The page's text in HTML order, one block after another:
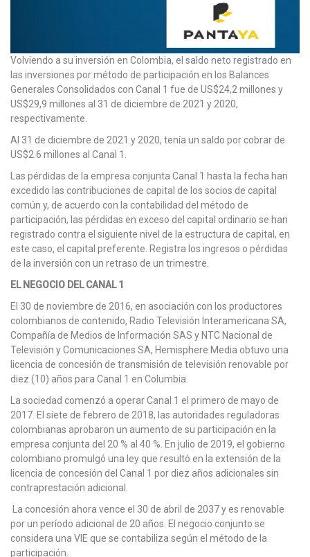
Volviendo a su inversión en Colombia, el saldo neto registrado en
las inversiones por método de participación en los Balances
Generales Consolidados con Canal 1 fue de US$24,2 millones y
US$29,9 millones al 31 de diciembre de 2021 y 2020,
respectivamente.
Al 31 de diciembre de 2021 y 2020, tenía un saldo por cobrar de
US$2.6 millones al Canal 1.
Las pérdidas de la empresa conjunta Canal 1 hasta la fecha han
excedido las contribuciones de capital de los socios de capital
común y, de acuerdo con la contabilidad del método de
participación, las pérdidas en exceso del capital ordinario se han
registrado contra el siguiente nivel de la estructura de capital, en
este caso, el capital preferente. Registra los ingresos o pérdidas
de la inversión con un retraso de un trimestre.
EL NEGOCIO DEL CANAL 1
El 30 de noviembre de 2016, en asociación con los productores
colombianos de contenido, Radio Televisión Interamericana SA,
Compañía de Medios de Información SAS y NTC Nacional de
Televisión y Comunicaciones SA, Hemisphere Media obtuvo una
licencia de concesión de transmisión de televisión renovable por
diez (10) años para Canal 1 en Columbia.
La sociedad comenzó a operar Canal 1 el primero de mayo de
2017. El siete de febrero de 2018, las autoridades reguladoras
colombianas aprobaron un aumento de su participación en la
empresa conjunta del 20 % al 40 %. En julio de 2019, el gobierno
colombiano promulgó una ley que resultó en la extensión de la
licencia de concesión del Canal 1 por diez años adicionales sin
contraprestación adicional.
La concesión ahora vence el 30 de abril de 2037 y es renovable
por un período adicional de 20 años. El negocio conjunto se
considera una VIE que se contabiliza según el método de la
participación.